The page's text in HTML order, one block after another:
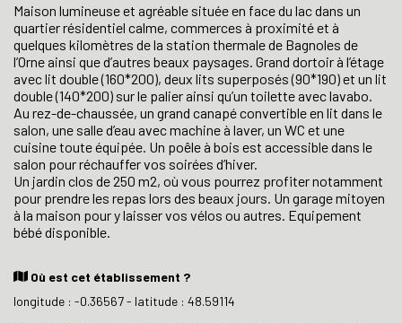
Maison lumineuse et agréable située en face du lac dans un
quartier résidentiel calme, commerces à proximité et à
quelques kilomètres de la station thermale de Bagnoles de
l’Orne ainsi que d’autres beaux paysages. Grand dortoir à l’étage
avec lit double (160*200), deux lits superposés (90*190) et un lit
double (140*200) sur le palier ainsi qu’un toilette avec lavabo.
Au rez-de-chaussée, un grand canapé convertible en lit dans le
salon, une salle d’eau avec machine à laver, un WC et une
cuisine toute équipée. Un poêle à bois est accessible dans le
salon pour réchauffer vos soirées d’hiver.
Un jardin clos de 250 m2, où vous pourrez profiter notamment
pour prendre les repas lors des beaux jours. Un garage mitoyen
à la maison pour y laisser vos vélos ou autres. Equipement
bébé disponible.
Où est cet établissement ?
longitude : -0.36567 - latitude : 48.59114